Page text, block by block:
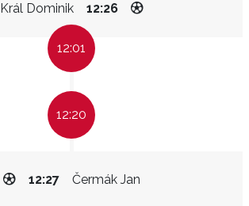
Král Dominik 12:26
12:01
12:20
Čermák Jan
12:27